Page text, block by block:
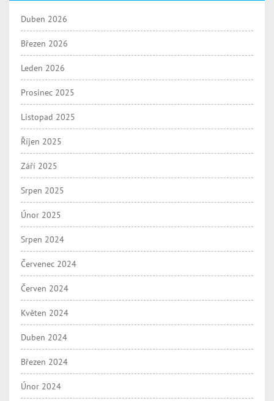
Duben 2026
Březen 2026
Leden 2026
Prosinec 2025
Listopad 2025
Říjen 2025
Září 2025
Srpen 2025
Únor 2025
Srpen 2024
Červenec 2024
Červen 2024
Květen 2024
Duben 2024
Březen 2024
Únor 2024